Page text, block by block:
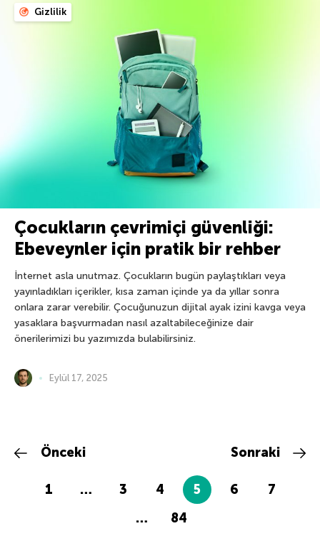
Gizlilik
Çocukların çevrimiçi güvenliği:
Ebeveynler için pratik bir rehber
İnternet asla unutmaz. Çocukların bugün paylaştıkları veya
yayınladıkları içerikler, kısa zaman içinde ya da yıllar sonra
onlara zarar verebilir. Çocuğunuzun dijital ayak izini kavga veya
yasaklara başvurmadan nasıl azaltabileceğinize dair
önerilerimizi bu yazımızda bulabilirsiniz.
Eylül 17, 2025
Önceki
1 … 3 4 5 6
7
…
84
Sonraki